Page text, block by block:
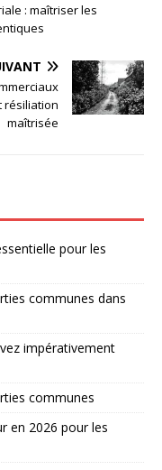
: maîtriser les
résiliation
maîtrisée
pour les
communes dans
impérativement
communes
en 2026 pour les